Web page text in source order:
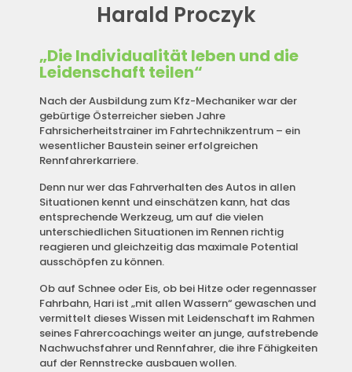
Harald Proczyk
„Die Individualität leben und die
Leidenschaft teilen“
Nach der Ausbildung zum Kfz-Mechaniker war der
gebürtige Österreicher sieben Jahre
Fahrsicherheitstrainer im Fahrtechnikzentrum – ein
wesentlicher Baustein seiner erfolgreichen
Rennfahrerkarriere.
Denn nur wer das Fahrverhalten des Autos in allen
Situationen kennt und einschätzen kann, hat das
entsprechende Werkzeug, um auf die vielen
unterschiedlichen Situationen im Rennen richtig
reagieren und gleichzeitig das maximale Potential
ausschöpfen zu können.
Ob auf Schnee oder Eis, ob bei Hitze oder regennasser
Fahrbahn, Hari ist „mit allen Wassern“ gewaschen und
vermittelt dieses Wissen mit Leidenschaft im Rahmen
seines Fahrercoachings weiter an junge, aufstrebende
Nachwuchsfahrer und Rennfahrer, die ihre Fähigkeiten
auf der Rennstrecke ausbauen wollen.